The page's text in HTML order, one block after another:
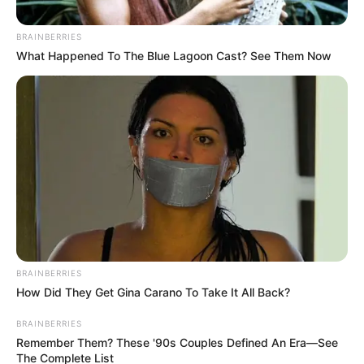
Olga Lucía Cotamo Salazar
COMPARTIR
BRAINBERRIES
What Happened To The Blue Lagoon Cast? See Them Now
BRAINBERRIES
How Did They Get Gina Carano To Take It All Back?
BRAINBERRIES
Remember Them? These '90s Couples Defined An Era—See
The Complete List